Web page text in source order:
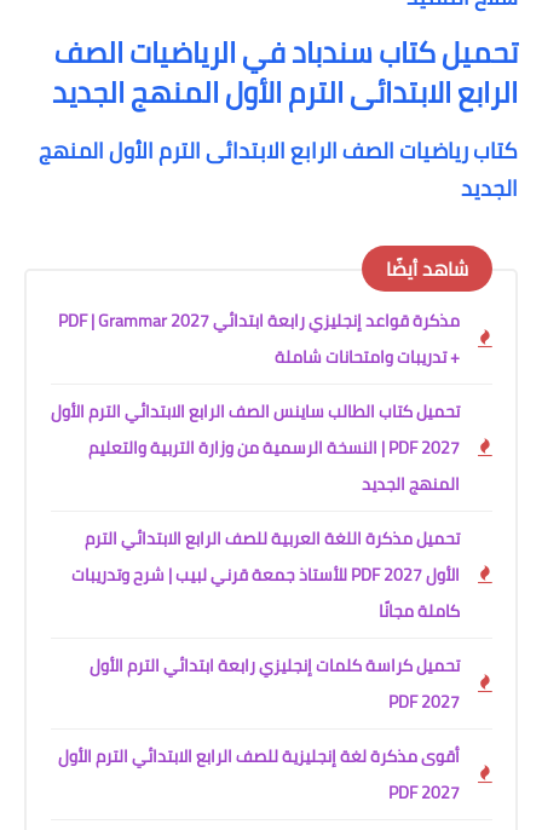
تحميل كتاب سندباد في الرياضيات الصف
الرابع الابتدائى الترم الأول المنهج الجديد
كتاب رياضيات الصف الرابع الابتدائى الترم الأول المنهج
الجديد
شاهد أيضًا
مذكرة قواعد إنجليزي رابعة ابتدائي 2027 PDF | Grammar
+ تدريبات وامتحانات شاملة
تحميل كتاب الطالب ساينس الصف الرابع الابتدائي الترم الأول
2027 PDF | النسخة الرسمية من وزارة التربية والتعليم
المنهج الجديد
تحميل مذكرة اللغة العربية للصف الرابع الابتدائي الترم
الأول 2027 PDF للأستاذ جمعة قرني لبيب | شرح وتدريبات
كاملة مجانًا
تحميل كراسة كلمات إنجليزي رابعة ابتدائي الترم الأول
2027 PDF
أقوى مذكرة لغة إنجليزية للصف الرابع الابتدائي الترم الأول
2027 PDF